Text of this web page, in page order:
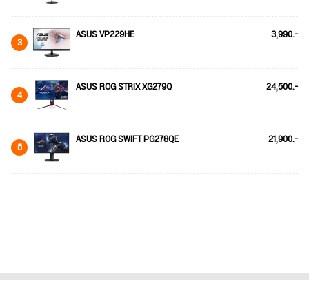
3 ASUS VP229HE 3,990.-
4 ASUS ROG STRIX XG279Q 24,500.-
5 ASUS ROG SWIFT PG278QE 21,900.-